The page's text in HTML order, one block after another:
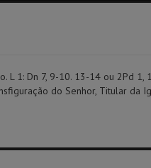
L 1: Dn 7, 9-10. 13-14 ou 2Pd
do Senhor, Titular da